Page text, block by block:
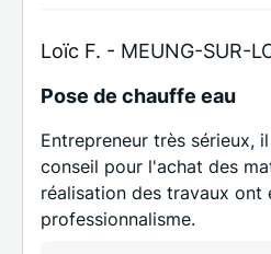
Loïc F. - MEUNG-SUR-
Pose de chauffe eau
Entrepreneur très sérieux,
conseil pour l'achat des
réalisation des travaux ont
professionnalisme.